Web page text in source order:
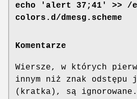
echo 'alert 37;41' >> /
colors.d/dmesg.scheme
Komentarze
Wiersze, w których
innym niż znak odstępu
(kratka), są